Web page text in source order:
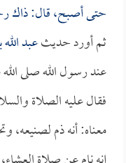
حتى أصبح، قال: ذاك
ثم أورد حديثعبد
عند رسول الله صلى
فقال عليه الصلاة
معناه: أنه ذم لصنيعه،